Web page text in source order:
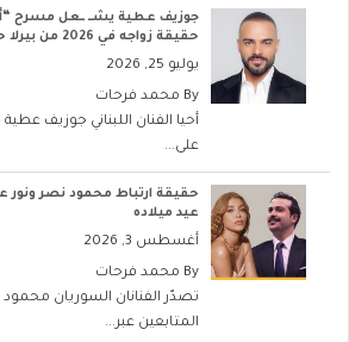
جوزيف عطية يشــ ــعل مسرح
حقيقة زواجه في 2026 من بيرلا حرب
يوليو 25, 2026
By محمد فرحات
أحيا الفنان اللبناني جوزيف عطية
على...
حقيقة ارتباط محمود نصر
عيد ميلاده
أغسطس 3, 2026
By محمد فرحات
تصدّر الفنانان السوريان
المتابعين عبر...